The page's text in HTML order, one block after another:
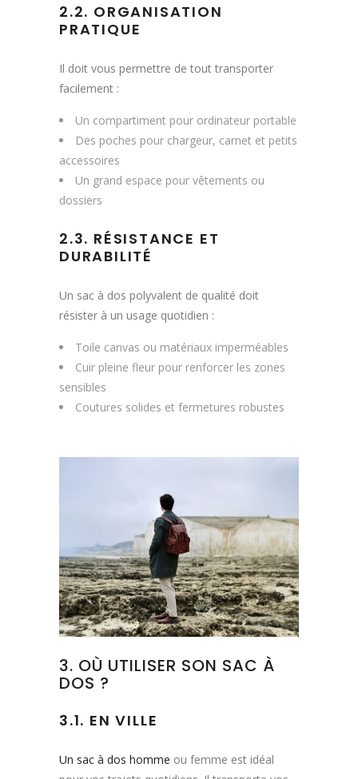
2.2. ORGANISATION
PRATIQUE
Il doit vous permettre de tout transporter
facilement :
Un compartiment pour ordinateur portable
Des poches pour chargeur, carnet et petits
accessoires
Un grand espace pour vêtements ou
dossiers
2.3. RÉSISTANCE ET
DURABILITÉ
Un sac à dos polyvalent de qualité doit
résister à un usage quotidien :
Toile canvas ou matériaux imperméables
Cuir pleine fleur pour renforcer les zones
sensibles
Coutures solides et fermetures robustes
3. OÙ UTILISER SON SAC À
DOS ?
3.1. EN VILLE
Un sac à dos homme ou femme est idéal